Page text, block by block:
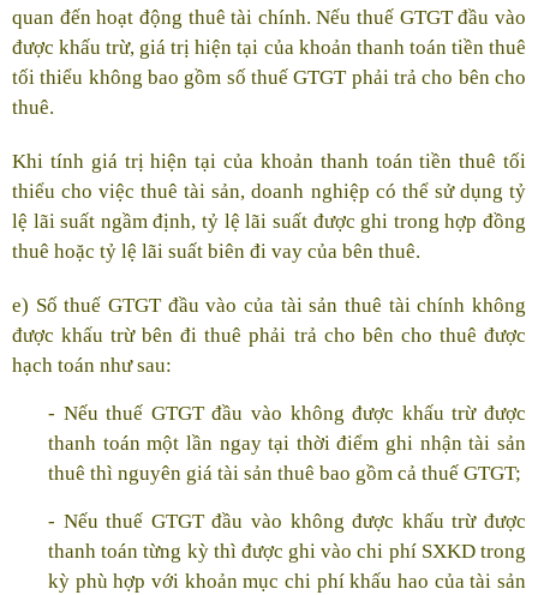
quan đến hoạt động thuê tài chính. Nếu thuế GTGT đầu vào
được khấu trừ, giá trị hiện tại của khoản thanh toán tiền thuê
tối thiểu không bao gồm số thuế GTGT phải trả cho bên cho
thuê.
Khi tính giá trị hiện tại của khoản thanh toán tiền thuê tối
thiểu cho việc thuê tài sản, doanh nghiệp có thể sử dụng tỷ
lệ lãi suất ngầm định, tỷ lệ lãi suất được ghi trong hợp đồng
thuê hoặc tỷ lệ lãi suất biên đi vay của bên thuê.
e) Số thuế GTGT đầu vào của tài sản thuê tài chính không
được khấu trừ bên đi thuê phải trả cho bên cho thuê được
hạch toán như sau:
- Nếu thuế GTGT đầu vào không được khấu trừ được
thanh toán một lần ngay tại thời điểm ghi nhận tài sản
thuê thì nguyên giá tài sản thuê bao gồm cả thuế GTGT;
- Nếu thuế GTGT đầu vào không được khấu trừ được
thanh toán từng kỳ thì được ghi vào chi phí SXKD trong
kỳ phù hợp với khoản mục chi phí khấu hao của tài sản